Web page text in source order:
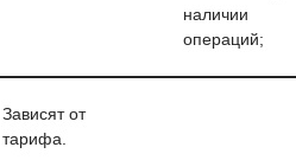
наличии
операций;
Зависят от
тарифа.